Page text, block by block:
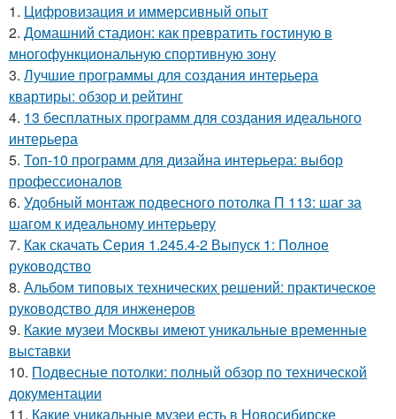
1. Цифровизация и иммерсивный опыт
2. Домашний стадион: как превратить гостиную в
многофункциональную спортивную зону
3. Лучшие программы для создания интерьера
квартиры: обзор и рейтинг
4. 13 бесплатных программ для создания идеального
интерьера
5. Топ-10 программ для дизайна интерьера: выбор
профессионалов
6. Удобный монтаж подвесного потолка П 113: шаг за
шагом к идеальному интерьеру
7. Как скачать Серия 1.245.4-2 Выпуск 1: Полное
руководство
8. Альбом типовых технических решений: практическое
руководство для инженеров
9. Какие музеи Москвы имеют уникальные временные
выставки
10. Подвесные потолки: полный обзор по технической
документации
11. Какие уникальные музеи есть в Новосибирске